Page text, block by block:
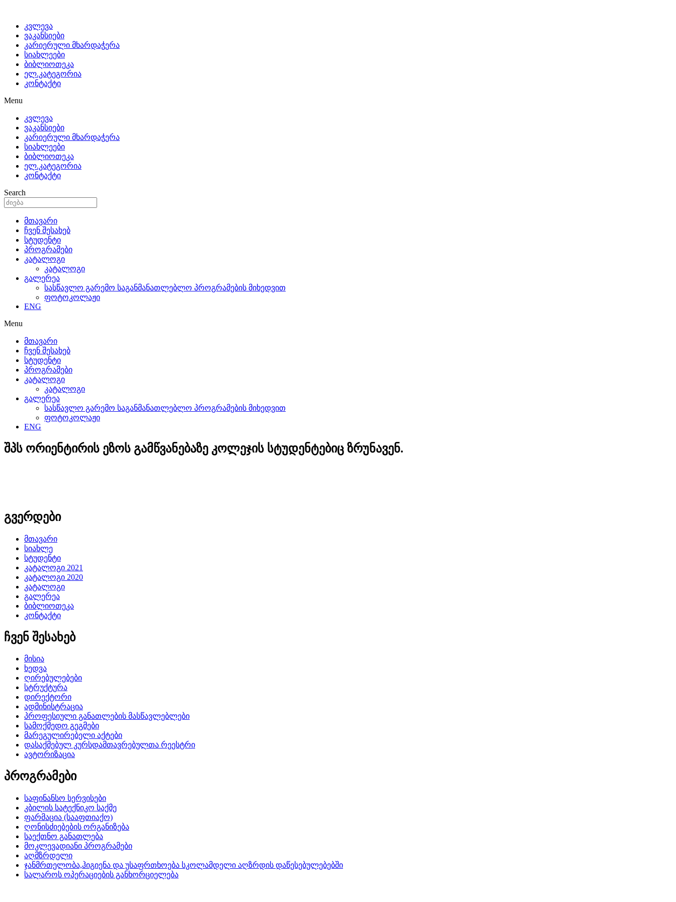
კვლევა
ვაკანსიები
კარიერული მხარდაჭერა
სიახლეები
ბიბლიოთეკა
ელ.კატეგორია
კონტაქტი
Menu
კვლევა
ვაკანსიები
კარიერული მხარდაჭერა
სიახლეები
ბიბლიოთეკა
ელ.კატეგორია
კონტაქტი
Search
მთავარი
ჩვენ შესახებ
სტუდენტი
პროგრამები
კატალოგი
კატალოგი
გალერეა
სასწავლო გარემო საგანმანათლებლო პროგრამების მიხედვით
ფოტოკოლაჟი
ENG
Menu
მთავარი
ჩვენ შესახებ
სტუდენტი
პროგრამები
კატალოგი
კატალოგი
გალერეა
სასწავლო გარემო საგანმანათლებლო პროგრამების მიხედვით
ფოტოკოლაჟი
ENG
შპს ორიენტირის ეზოს გამწვანებაზე კოლეჯის სტუდენტებიც ზრუნავენ.
გვერდები
მთავარი
სიახლე
სტუდენტი
კატალოგი 2021
კატალოგი 2020
კატალოგი
გალერეა
ბიბლიოთეკა
კონტაქტი
ჩვენ შესახებ
მისია
ხედვა
ღირებულებები
სტრუქტურა
დირექტორი
ადმინისტრაცია
პროფესიული განათლების მასწავლებლები
სამოქმედო გეგმები
მარეგულირებელი აქტები
დასაქმებულ კურსდამთავრებულთა რეესტრი
ავტორიზაცია
პროგრამები
საფინანსო სერვისები
კბილის სატექნიკო საქმე
ფარმაცია (სააფთიაქო)
ღონისძიებების ორგანიზება
საექთნო განათლება
მოკლევადიანი პროგრამები
აღმზრდელი
ჯანმრთელობა,ჰიგიენა და უსაფრთხოება სკოლამდელი აღზრდის დაწესებულებებში
სალაროს ოპერაციების განხორციელება